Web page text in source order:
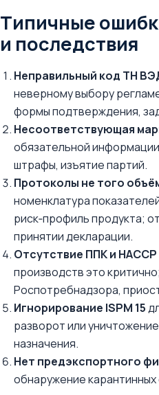
Типичные
и последствия
Неправильный код ТН
неверному выбору
формы подтверждения,
Несоответствующая
обязательной
штрафы, изъятие партий.
Протоколы не того
номенклатура
риск‑профиль продукта;
принятии декларации.
Отсутствие ППК и НАССР
производств это
Роспотребнадзора,
Игнорирование ISPM 15
разворот или
назначения.
Нет предэкспортного
обнаружение карантинных